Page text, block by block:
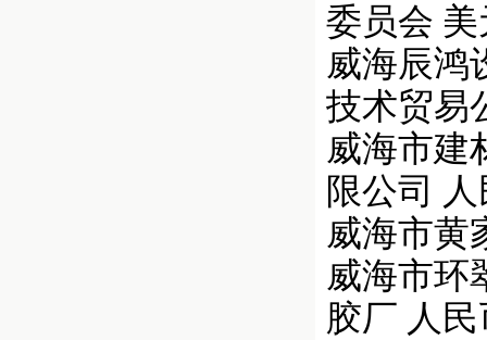
委员会 美
威海辰鸿
技术贸易
威海市建
限公司 人
威海市黄
威海市环
胶厂 人民